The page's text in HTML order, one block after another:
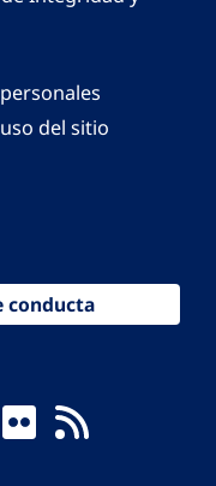
del sitio
conducta